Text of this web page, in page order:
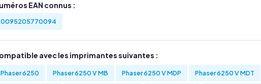
EAN connus :
0095205770094
avec les imprimantes suivantes :
Phaser 6250 Phaser 6250 V MB Phaser 6250 V MDP Phaser 6250 V MDT